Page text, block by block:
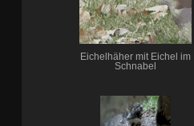
Eichelhäher mit Eichel im
Schnabel